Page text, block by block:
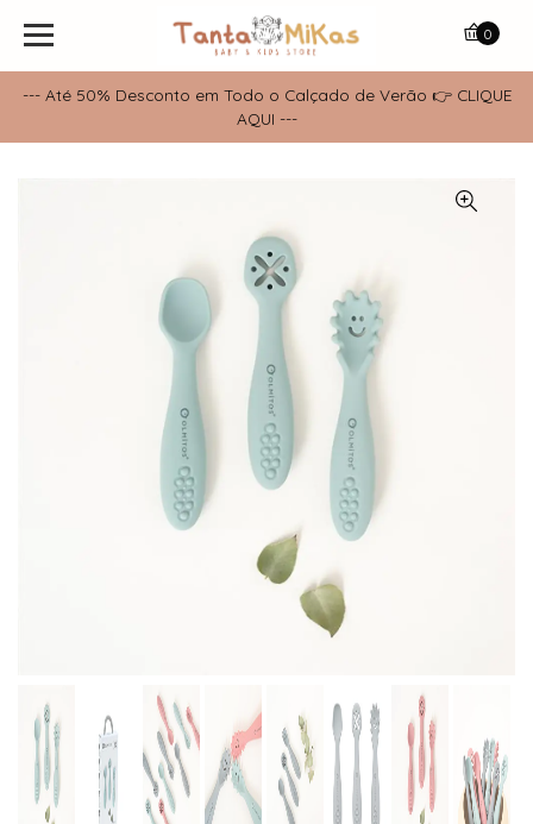
--- Até 50% Desconto em Todo o Calçado de Verão 👉 CLIQUE
AQUI ---
0